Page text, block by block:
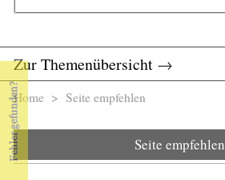
Zur Themenübersicht →
Sie sind hier
Home > Seite empfehlen
Seite empfehlen